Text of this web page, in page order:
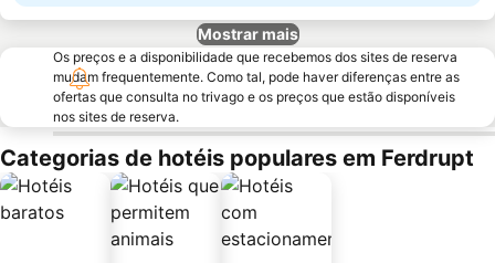
Mostrar mais
Os preços e a disponibilidade que recebemos dos sites de reserva
mudam frequentemente. Como tal, pode haver diferenças entre as
ofertas que consulta no trivago e os preços que estão disponíveis
nos sites de reserva.
Categorias de hotéis populares em Ferdrupt